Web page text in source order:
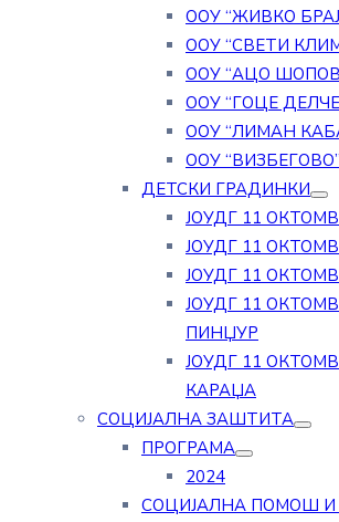
ООУ “ЖИВКО
ООУ “СВЕТИ
ООУ “АЦО
ООУ “ГОЦЕ
ООУ “ЛИМАН
ООУ “ВИЗБЕГОВО”
ДЕТСКИ ГРАДИНКИ
ЈОУДГ 11
ЈОУДГ 11
ЈОУДГ 11
ЈОУДГ 11
ПИНЏУР
ЈОУДГ 11
КАРАЏА
СОЦИЈАЛНА ЗАШТИТА
ПРОГРАМА
2024
СОЦИЈАЛНА ПОМОШ